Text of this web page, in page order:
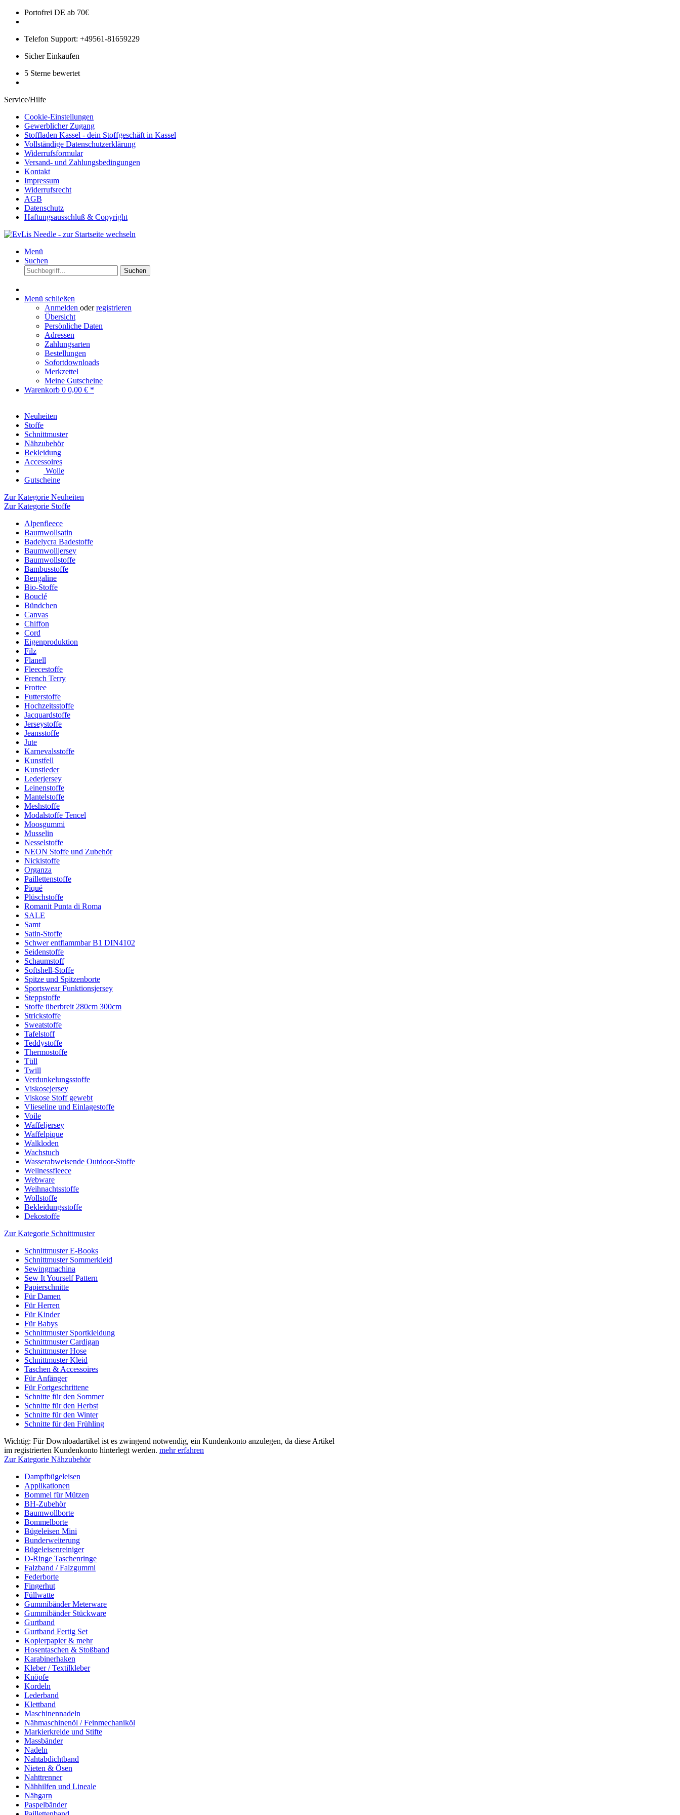
Portofrei DE ab 70€
Telefon Support: +49561-81659229
Sicher Einkaufen
5 Sterne bewertet
Service/Hilfe
Cookie-Einstellungen
Gewerblicher Zugang
Stoffladen Kassel - dein Stoffgeschäft in Kassel
Vollständige Datenschutzerklärung
Widerrufsformular
Versand- und Zahlungsbedingungen
Kontakt
Impressum
Widerrufsrecht
AGB
Datenschutz
Haftungsausschluß & Copyright
Menü
Suchen
Suchen
Menü schließen
Anmelden oderregistrieren
Übersicht
Persönliche Daten
Adressen
Zahlungsarten
Bestellungen
Sofortdownloads
Merkzettel
Meine Gutscheine
Warenkorb 0 0,00 € *
Neuheiten
Stoffe
Schnittmuster
Nähzubehör
Bekleidung
Accessoires
Wolle
Gutscheine
Zur Kategorie Neuheiten
Zur Kategorie Stoffe
Alpenfleece
Baumwollsatin
Badelycra Badestoffe
Baumwolljersey
Baumwollstoffe
Bambusstoffe
Bengaline
Bio-Stoffe
Bouclé
Bündchen
Canvas
Chiffon
Cord
Eigenproduktion
Filz
Flanell
Fleecestoffe
French Terry
Frottee
Futterstoffe
Hochzeitsstoffe
Jacquardstoffe
Jerseystoffe
Jeansstoffe
Jute
Karnevalsstoffe
Kunstfell
Kunstleder
Lederjersey
Leinenstoffe
Mantelstoffe
Meshstoffe
Modalstoffe Tencel
Moosgummi
Musselin
Nesselstoffe
NEON Stoffe und Zubehör
Nickistoffe
Organza
Paillettenstoffe
Piqué
Plüschstoffe
Romanit Punta di Roma
SALE
Samt
Satin-Stoffe
Schwer entflammbar B1 DIN4102
Seidenstoffe
Schaumstoff
Softshell-Stoffe
Spitze und Spitzenborte
Sportswear Funktionsjersey
Steppstoffe
Stoffe überbreit 280cm 300cm
Strickstoffe
Sweatstoffe
Tafelstoff
Teddystoffe
Thermostoffe
Tüll
Twill
Verdunkelungsstoffe
Viskosejersey
Viskose Stoff gewebt
Vlieseline und Einlagestoffe
Voile
Waffeljersey
Waffelpique
Walkloden
Wachstuch
Wasserabweisende Outdoor-Stoffe
Wellnessfleece
Webware
Weihnachtsstoffe
Wollstoffe
Bekleidungsstoffe
Dekostoffe
Zur Kategorie Schnittmuster
Schnittmuster E-Books
Schnittmuster Sommerkleid
Sewingmachina
Sew It Yourself Pattern
Papierschnitte
Für Damen
Für Herren
Für Kinder
Für Babys
Schnittmuster Sportkleidung
Schnittmuster Cardigan
Schnittmuster Hose
Schnittmuster Kleid
Taschen & Accessoires
Für Anfänger
Für Fortgeschrittene
Schnitte für den Sommer
Schnitte für den Herbst
Schnitte für den Winter
Schnitte für den Frühling
Wichtig: Für Downloadartikel ist es zwingend notwendig, ein Kundenkonto anzulegen, da diese Artikel
im registrierten Kundenkonto hinterlegt werden. mehr erfahren
Zur Kategorie Nähzubehör
Dampfbügeleisen
Applikationen
Bommel für Mützen
BH-Zubehör
Baumwollborte
Bommelborte
Bügeleisen Mini
Bunderweiterung
Bügeleisenreiniger
D-Ringe Taschenringe
Falzband / Falzgummi
Federborte
Fingerhut
Füllwatte
Gummibänder Meterware
Gummibänder Stückware
Gurtband
Gurtband Fertig Set
Kopierpapier & mehr
Hosentaschen & Stoßband
Karabinerhaken
Kleber / Textilkleber
Knöpfe
Kordeln
Lederband
Klettband
Maschinennadeln
Nähmaschinenöl / Feinmechaniköl
Markierkreide und Stifte
Massbänder
Nadeln
Nahtabdichtband
Nieten & Ösen
Nahttrenner
Nähhilfen und Lineale
Nähgarn
Paspelbänder